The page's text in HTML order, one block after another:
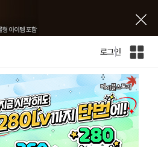
로그인
인
전
체
사
이